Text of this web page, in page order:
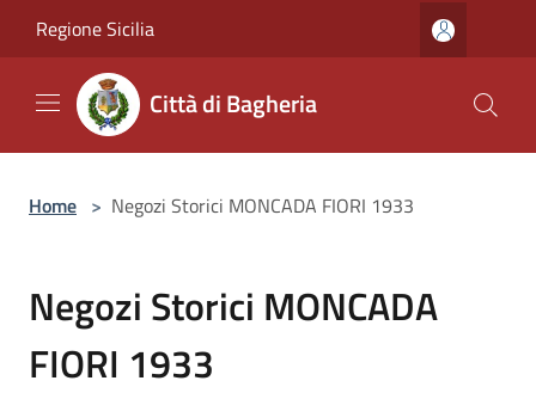
Regione Sicilia
Città di Bagheria
Home > Negozi Storici MONCADA FIORI 1933
Negozi Storici MONCADA
FIORI 1933